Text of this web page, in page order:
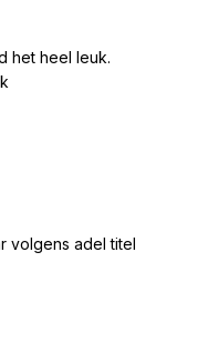
het heel leuk.
volgens adel titel